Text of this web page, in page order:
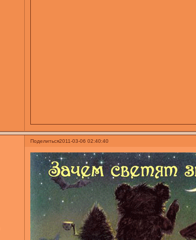
Поделиться2011-03-06 02:40:40